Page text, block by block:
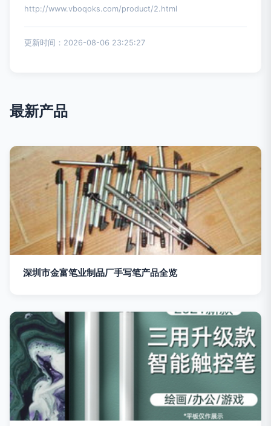
http://www.vboqoks.com/product/2.html
更新时间：2026-08-06 23:25:27
最新产品
深圳市金富笔业制品厂手写笔产品全览